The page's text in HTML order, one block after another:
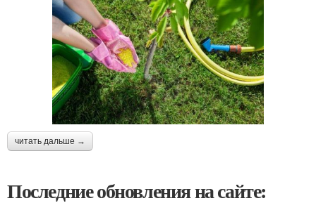
читать дальше →
Последние обновления на сайте: